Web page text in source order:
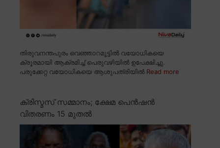
തിരുവനന്തപുരം വെഞ്ഞാറമൂട്ടിൽ വയോധികയെ
ക്രൂരമായി ആക്രമിച്ച് പെരുവഴിയിൽ ഉപേക്ഷിച്ചു.
പരുക്കേറ്റ വയോധികയെ ആശുപത്രിയിൽ Read more
ക്രിസ്മസ് സമ്മാനം; ക്ഷേമ പെൻഷൻ
വിതരണം 15 മുതൽ